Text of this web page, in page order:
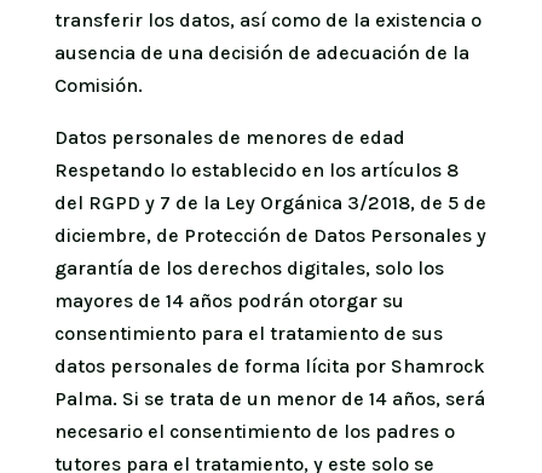
transferir los datos, así como de la existencia o
ausencia de una decisión de adecuación de la
Comisión.
Datos personales de menores de edad
Respetando lo establecido en los artículos 8
del RGPD y 7 de la Ley Orgánica 3/2018, de 5 de
diciembre, de Protección de Datos Personales y
garantía de los derechos digitales, solo los
mayores de 14 años podrán otorgar su
consentimiento para el tratamiento de sus
datos personales de forma lícita por Shamrock
Palma. Si se trata de un menor de 14 años, será
necesario el consentimiento de los padres o
tutores para el tratamiento, y este solo se